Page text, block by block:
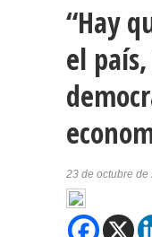
“Hay
el
23 de octubre de